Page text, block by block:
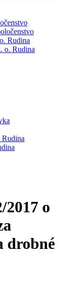
Rudina
o. Rudina
2017 o
drobné